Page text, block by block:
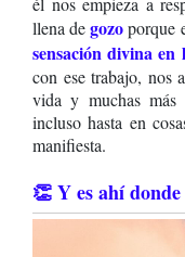
llena degozoporque
sensación divina
con ese trabajo, nos
vida y muchas más
incluso hasta en
manifiesta.
👏 Y es ahí